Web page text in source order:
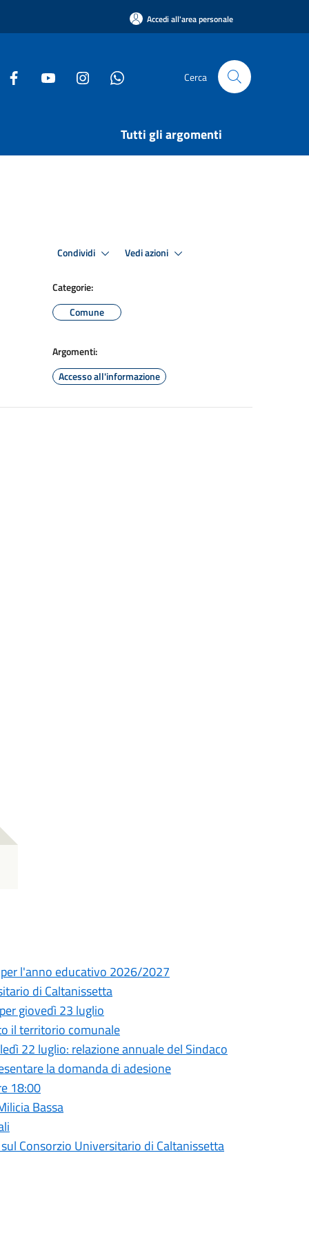
Accedi all'area personale
Cerca
Tutti gli argomenti
Condividi Vedi azioni
Categorie:
Comune
Argomenti:
Accesso all'informazione
l'anno educativo 2026/2027
di Caltanissetta
giovedì 23 luglio
il territorio comunale
22 luglio: relazione annuale del Sindaco
la domanda di adesione
18:00
Bassa
Consorzio Universitario di Caltanissetta